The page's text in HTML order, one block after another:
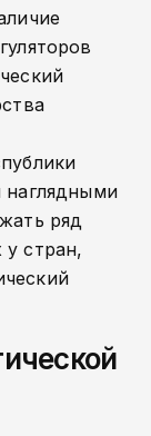
наглядными
ряд
стран,